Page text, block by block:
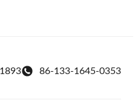
86-133-1645-0353